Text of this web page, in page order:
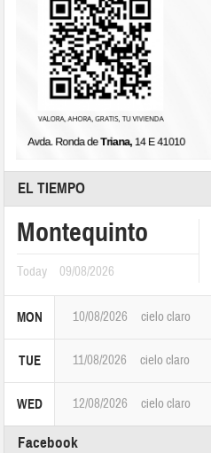
EL TIEMPO
Montequinto
Today 09/08/2026
MON 10/08/2026 cielo claro
TUE 11/08/2026 cielo claro
WED 12/08/2026 cielo claro
Facebook